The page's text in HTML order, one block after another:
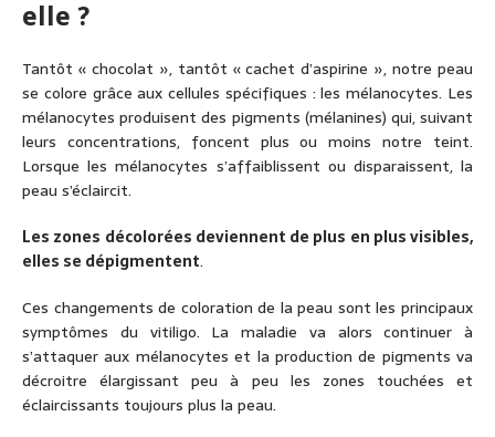
elle ?
Tantôt « chocolat », tantôt « cachet d’aspirine », notre peau
se colore grâce aux cellules spécifiques : les mélanocytes. Les
mélanocytes produisent des pigments (mélanines) qui, suivant
leurs concentrations, foncent plus ou moins notre teint.
Lorsque les mélanocytes s’affaiblissent ou disparaissent, la
peau s’éclaircit.
Les zones décolorées deviennent de plus en plus visibles,
elles se dépigmentent.
Ces changements de coloration de la peau sont les principaux
symptômes du vitiligo. La maladie va alors continuer à
s’attaquer aux mélanocytes et la production de pigments va
décroitre élargissant peu à peu les zones touchées et
éclaircissants toujours plus la peau.